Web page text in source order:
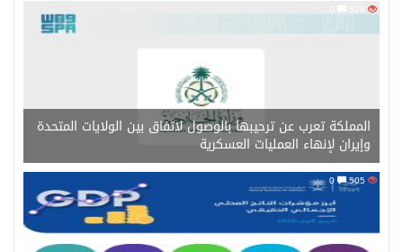
526
المملكة تعرب عن ترحيبها بالوصول لاتفاق بين الولايات المتحدة
وإيران لإنهاء العمليات العسكرية
505